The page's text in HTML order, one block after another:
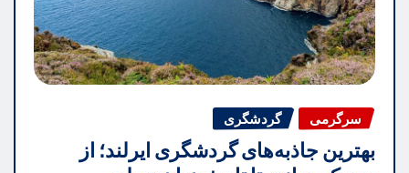
سرگرمی گردشگری
بهترین جاذبه‌های گردشگری ایرلند؛ از